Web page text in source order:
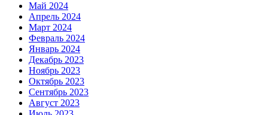
Май 2024
Апрель 2024
Март 2024
Февраль 2024
Январь 2024
Декабрь 2023
Ноябрь 2023
Октябрь 2023
Сентябрь 2023
Август 2023